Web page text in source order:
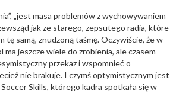
„jest masa problemów z wychowywaniem
jak ze starego, zepsutego radia, które
tę samą, znudzoną taśmę. Oczywiście, że w
jeszcze wiele do zrobienia, ale czasem
przekaz i wspomnieć o
nie brakuje. I czymś optymistycznym jest
Skills, którego kadra spotkała się w